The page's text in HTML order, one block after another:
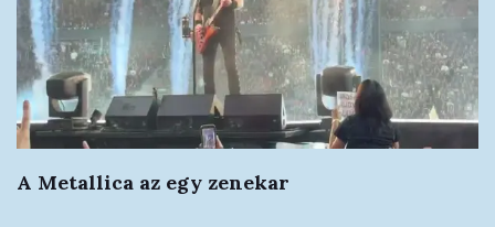
A Metallica az egy zenekar